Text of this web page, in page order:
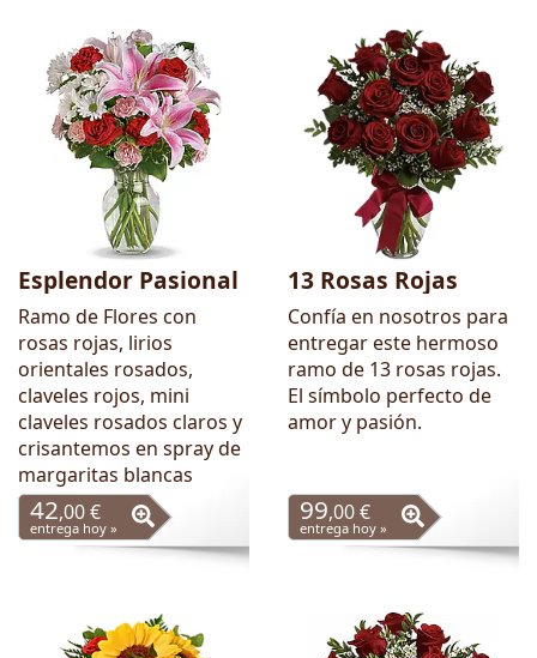
Esplendor Pasional
Ramo de Flores con
rosas rojas, lirios
orientales rosados,
claveles rojos, mini
claveles rosados claros y
crisantemos en spray de
margaritas blancas
42,00 €
entrega hoy »
13 Rosas Rojas
Confía en nosotros para
entregar este hermoso
ramo de 13 rosas rojas.
El símbolo perfecto de
amor y pasión.
99,00 €
entrega hoy »